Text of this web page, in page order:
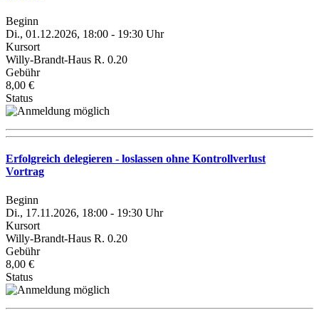
Beginn
Di., 01.12.2026, 18:00 - 19:30 Uhr
Kursort
Willy-Brandt-Haus R. 0.20
Gebühr
8,00 €
Status
Erfolgreich delegieren - loslassen ohne Kontrollverlust
Vortrag
Beginn
Di., 17.11.2026, 18:00 - 19:30 Uhr
Kursort
Willy-Brandt-Haus R. 0.20
Gebühr
8,00 €
Status